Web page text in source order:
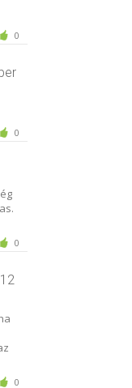
0
0
0
0